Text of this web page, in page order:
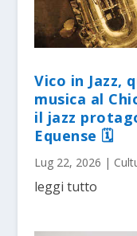
Vico in Jazz,
musica al
il jazz
Equense 🗓
Lug 22, 2026 |
leggi tutto